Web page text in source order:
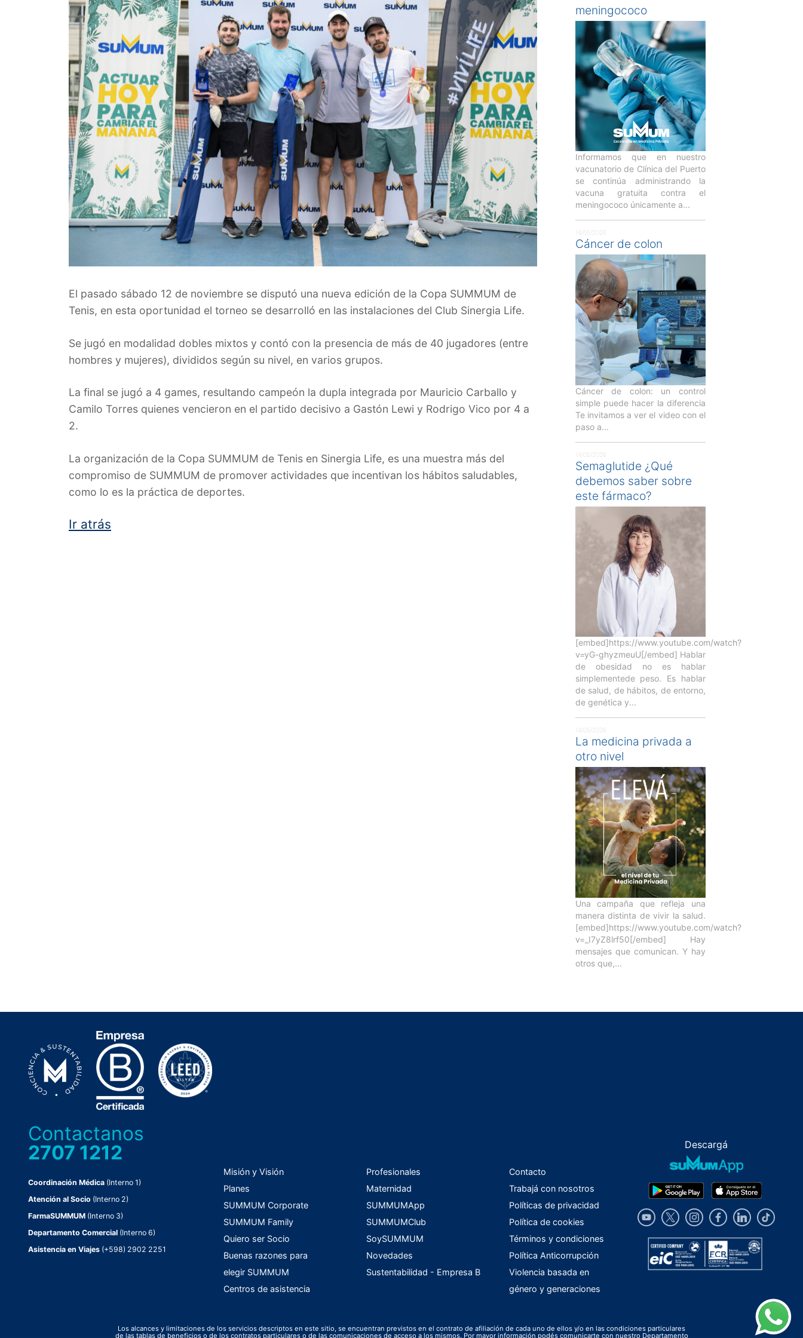
El pasado sábado 12 de noviembre se disputó una nueva edición de la Copa SUMMUM de
Tenis, en esta oportunidad el torneo se desarrolló en las instalaciones del Club Sinergia Life.
Se jugó en modalidad dobles mixtos y contó con la presencia de más de 40 jugadores (entre
hombres y mujeres), divididos según su nivel, en varios grupos.
La final se jugó a 4 games, resultando campeón la dupla integrada por Mauricio Carballo y
Camilo Torres quienes vencieron en el partido decisivo a Gastón Lewi y Rodrigo Vico por 4 a
2.
La organización de la Copa SUMMUM de Tenis en Sinergia Life, es una muestra más del
compromiso de SUMMUM de promover actividades que incentivan los hábitos saludables,
como lo es la práctica de deportes.
Ir atrás
meningococo
Informamos que en nuestro
vacunatorio de Clínica del Puerto
se continúa administrando la
vacuna gratuita contra el
meningococo únicamente a...
14/05/2026
Cáncer de colon
Cáncer de colon: un control
simple puede hacer la diferencia
Te invitamos a ver el video con el
paso a...
14/05/2026
Semaglutide ¿Qué
debemos saber sobre
este fármaco?
[embed]https://www.youtube.com/watch?
v=yG-ghyzmeuU[/embed] Hablar
de obesidad no es hablar
simplementede peso. Es hablar
de salud, de hábitos, de entorno,
de genética y...
14/05/2026
La medicina privada a
otro nivel
Una campaña que refleja una
manera distinta de vivir la salud.
[embed]https://www.youtube.com/watch?
v=_I7yZ8lrf50[/embed] Hay
mensajes que comunican. Y hay
otros que,...
Contactanos
2707 1212
Coordinación Médica (Interno 1)
Atención al Socio (Interno 2)
FarmaSUMMUM (Interno 3)
Departamento Comercial (Interno 6)
Asistencia en Viajes (+598) 2902 2251
Misión y Visión
Planes
SUMMUM Corporate
SUMMUM Family
Quiero ser Socio
Buenas razones para
elegir SUMMUM
Centros de asistencia
Profesionales
Maternidad
SUMMUMApp
SUMMUMClub
SoySUMMUM
Novedades
Sustentabilidad - Empresa B
Contacto
Trabajá con nosotros
Políticas de privacidad
Política de cookies
Términos y condiciones
Política Anticorrupción
Violencia basada en
género y generaciones
Descargá
Los alcances y limitaciones de los servicios descriptos en este sitio, se encuentran previstos en el contrato de afiliación de cada uno de ellos y/o en las condiciones particulares
de las tablas de beneficios o de los contratos particulares o de las comunicaciones de acceso a los mismos. Por mayor información podés comunicarte con nuestro Departamento